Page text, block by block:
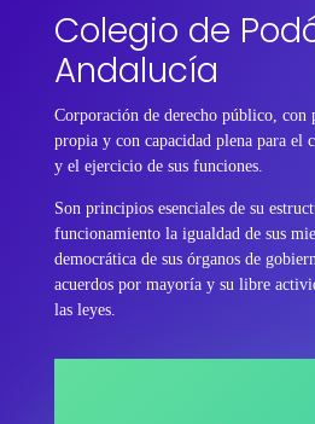
Colegio de
Andalucía
Corporación de derecho público, con
propia y con capacidad plena para el
y el ejercicio de sus funciones.
Son principios esenciales de su
funcionamiento la igualdad de sus
democrática de sus órganos de
acuerdos por mayoría y su libre
las leyes.